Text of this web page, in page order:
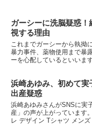
ガーシーに洗脳疑惑
視する理由
これまでガーシーから執拗
暴力事件、薬物使用まで暴
ーを心配しているといいま
浜崎あゆみ、初めて
出産疑惑
浜崎あゆみさんがSNSに実
産」の声が上がっています
レ デザイン Tシャツ メン